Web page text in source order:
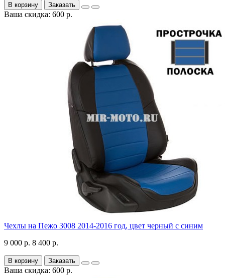
В корзину Заказать
Ваша скидка: 600 р.
Чехлы на Пежо 3008 2014-2016 год, цвет черный с синим
9 000 р. 8 400 р.
В корзину Заказать
Ваша скидка: 600 р.